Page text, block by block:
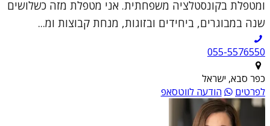
ומטפלת בקונסטלציה משפחתית. אני מטפלת מזה כשלושים
שנה במבוגרים, ביחידים ובזוגות, מנחת קבוצות ומ...
055-5576550
כפר סבא, ישראל
לפרטים
הודעה לווטסאפ